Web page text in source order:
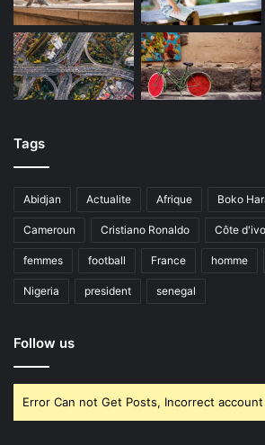
Tags
Abidjan Actualite Afrique Boko
Cameroun Cristiano Ronaldo Côte
femmes football France homme
Nigeria president senegal
Follow us
Error Can not Get Posts, Incorrect